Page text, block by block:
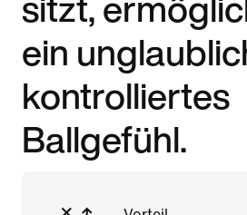
ein
kontrolliertes
Ballgefühl.